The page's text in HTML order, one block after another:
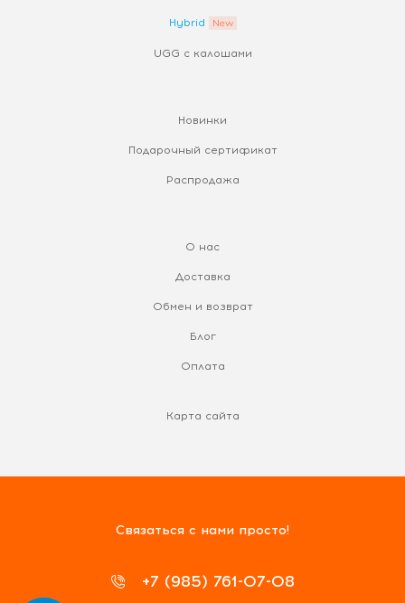
Hybrid
UGG с калошами
Новинки
Подарочный сертификат
Распродажа
О нас
Доставка
Обмен и возврат
Блог
Оплата
Карта сайта
Связаться с нами просто!
+7 (985) 761-07-08